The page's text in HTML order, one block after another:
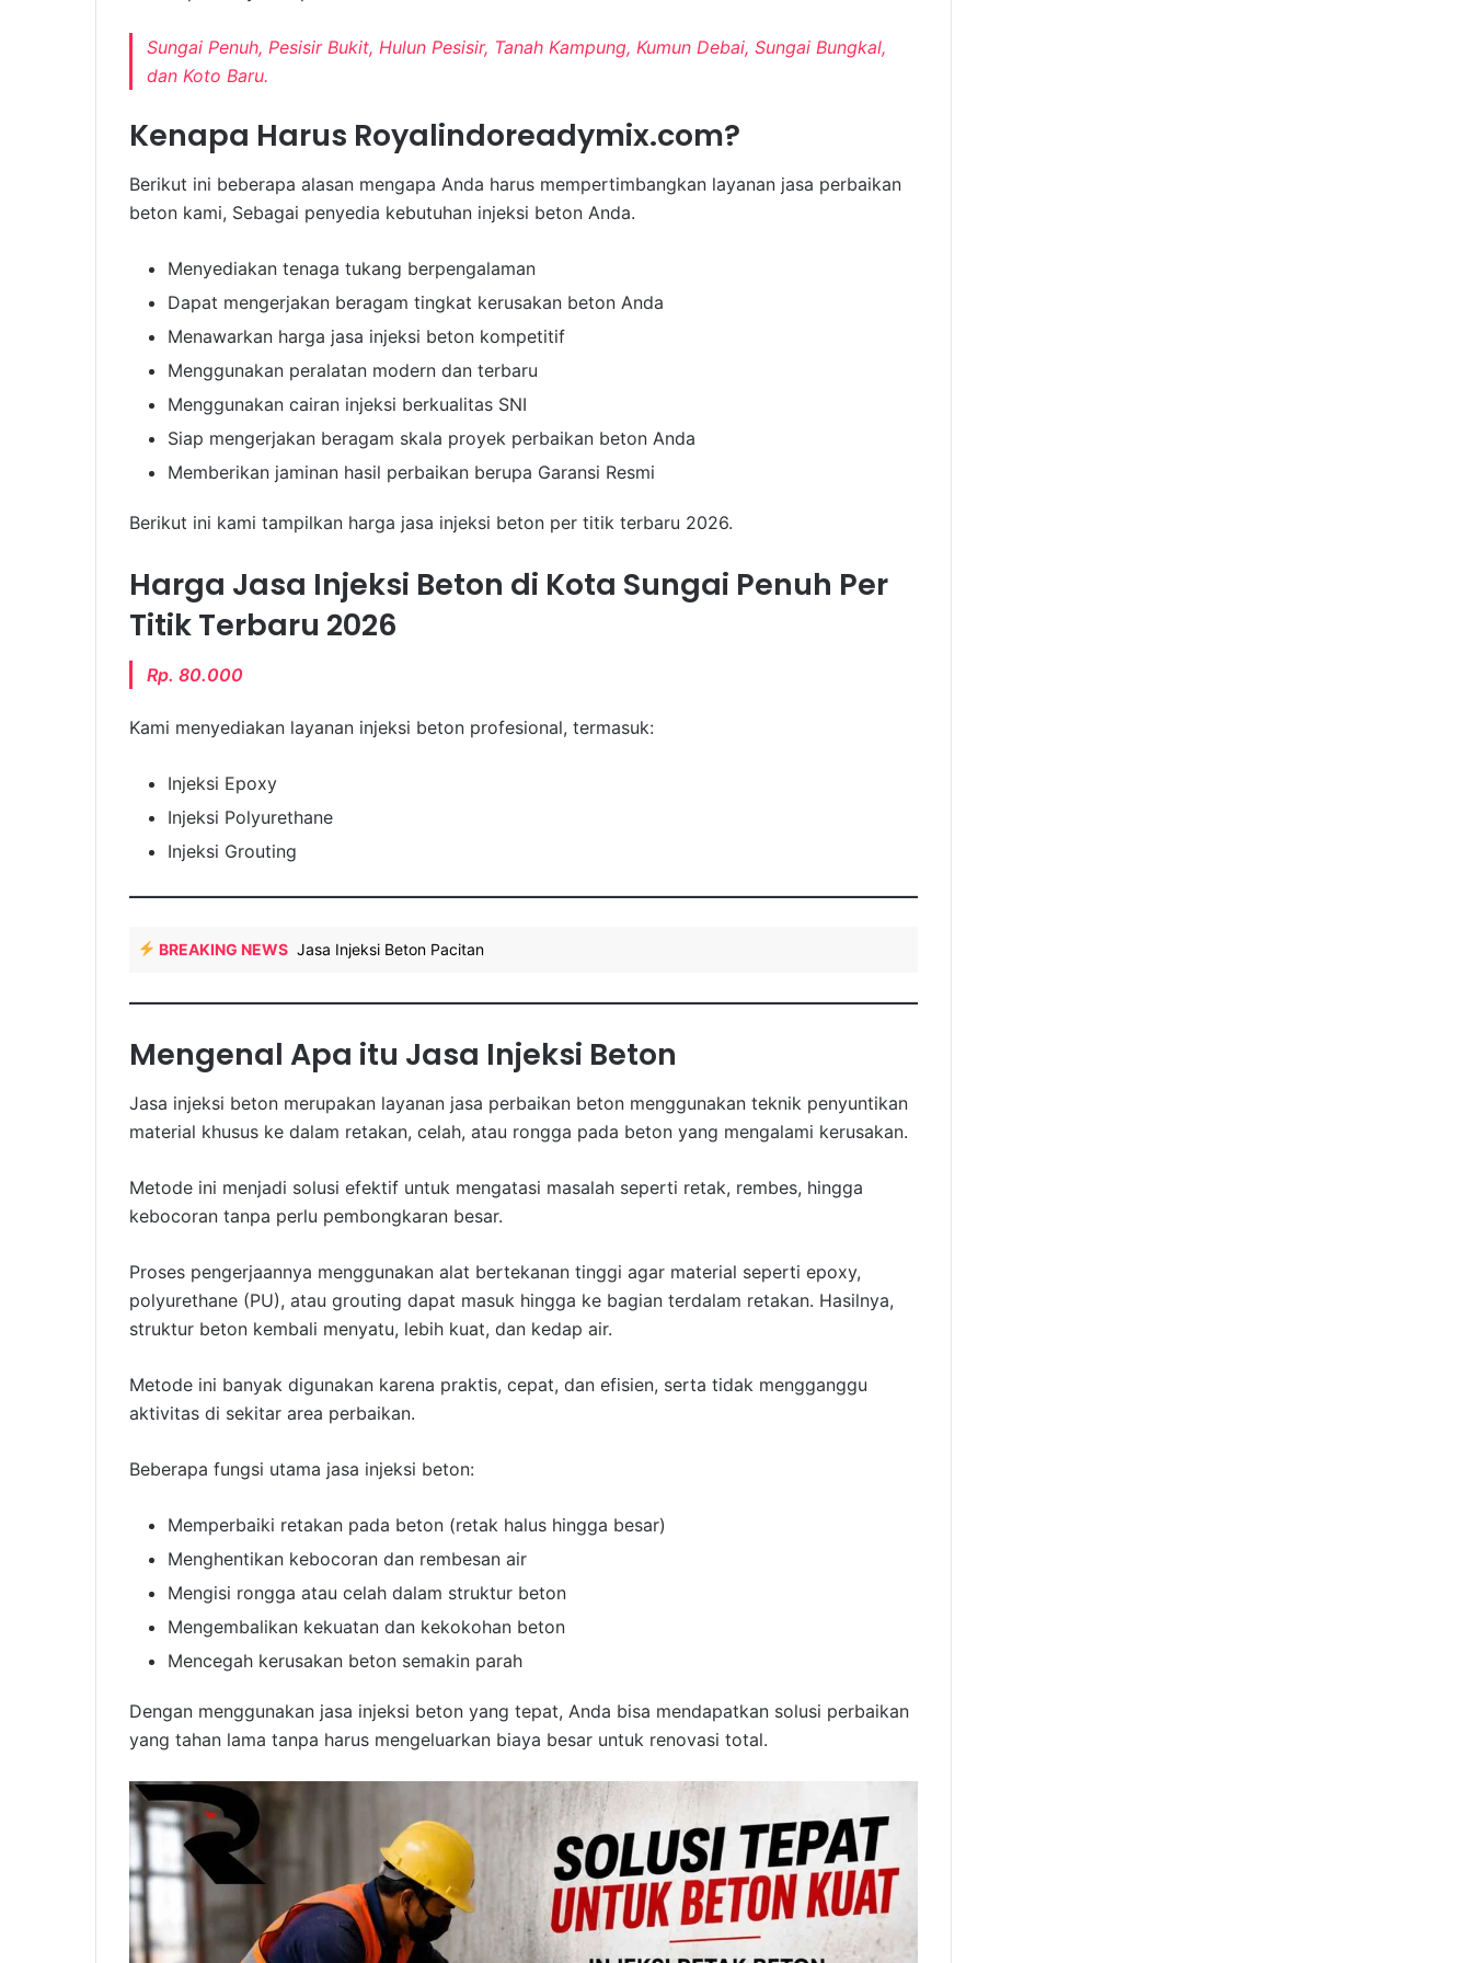
Sungai Penuh, Pesisir Bukit, Hulun Pesisir, Tanah Kampung, Kumun Debai, Sungai Bungkal,
dan Koto Baru.
Kenapa Harus Royalindoreadymix.com?
Berikut ini beberapa alasan mengapa Anda harus mempertimbangkan layanan jasa perbaikan
beton kami, Sebagai penyedia kebutuhan injeksi beton Anda.
Menyediakan tenaga tukang berpengalaman
Dapat mengerjakan beragam tingkat kerusakan beton Anda
Menawarkan harga jasa injeksi beton kompetitif
Menggunakan peralatan modern dan terbaru
Menggunakan cairan injeksi berkualitas SNI
Siap mengerjakan beragam skala proyek perbaikan beton Anda
Memberikan jaminan hasil perbaikan berupa Garansi Resmi
Berikut ini kami tampilkan harga jasa injeksi beton per titik terbaru 2026.
Harga Jasa Injeksi Beton di Kota Sungai Penuh Per
Titik Terbaru 2026
Rp. 80.000
Kami menyediakan layanan injeksi beton profesional, termasuk:
Injeksi Epoxy
Injeksi Polyurethane
Injeksi Grouting
BREAKING NEWS Jasa Injeksi Beton Pacitan
Mengenal Apa itu Jasa Injeksi Beton
Jasa injeksi beton merupakan layanan jasa perbaikan beton menggunakan teknik penyuntikan
material khusus ke dalam retakan, celah, atau rongga pada beton yang mengalami kerusakan.
Metode ini menjadi solusi efektif untuk mengatasi masalah seperti retak, rembes, hingga
kebocoran tanpa perlu pembongkaran besar.
Proses pengerjaannya menggunakan alat bertekanan tinggi agar material seperti epoxy,
polyurethane (PU), atau grouting dapat masuk hingga ke bagian terdalam retakan. Hasilnya,
struktur beton kembali menyatu, lebih kuat, dan kedap air.
Metode ini banyak digunakan karena praktis, cepat, dan efisien, serta tidak mengganggu
aktivitas di sekitar area perbaikan.
Beberapa fungsi utama jasa injeksi beton:
Memperbaiki retakan pada beton (retak halus hingga besar)
Menghentikan kebocoran dan rembesan air
Mengisi rongga atau celah dalam struktur beton
Mengembalikan kekuatan dan kekokohan beton
Mencegah kerusakan beton semakin parah
Dengan menggunakan jasa injeksi beton yang tepat, Anda bisa mendapatkan solusi perbaikan
yang tahan lama tanpa harus mengeluarkan biaya besar untuk renovasi total.